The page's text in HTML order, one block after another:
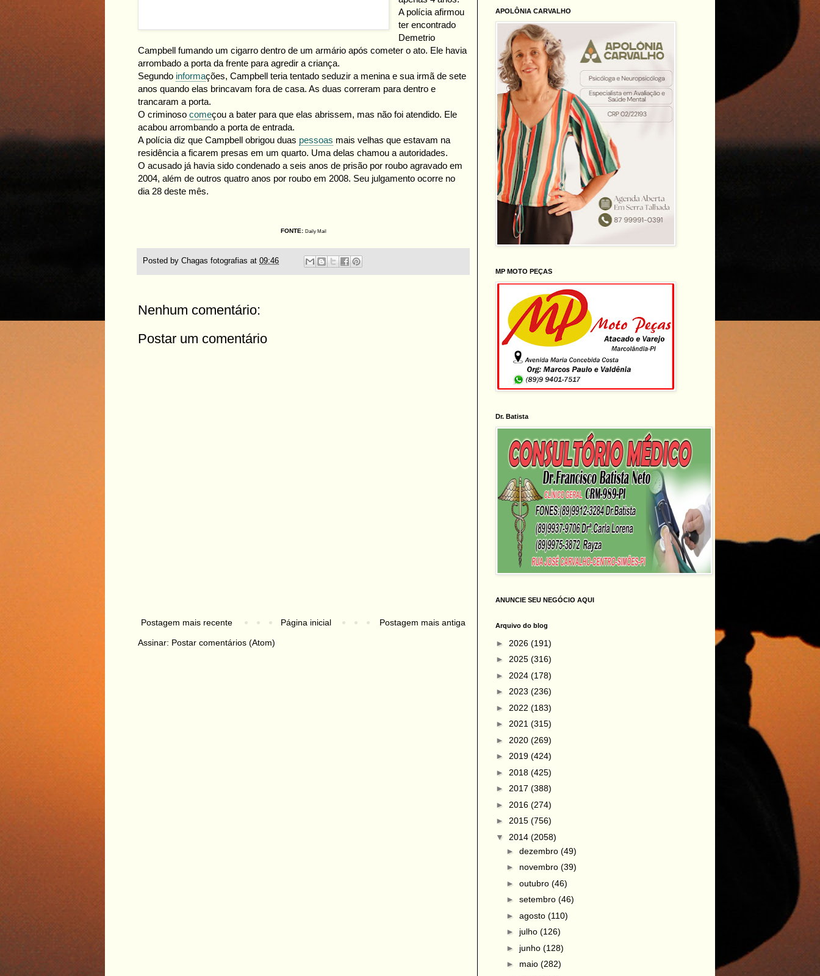
A polícia afirmou
ter encontrado
Demetrio
Campbell fumando um cigarro dentro de um armário após cometer o ato. Ele havia
arrombado a porta da frente para agredir a criança.
Segundo informações, Campbell teria tentado seduzir a menina e sua irmã de sete
anos quando elas brincavam fora de casa. As duas correram para dentro e
trancaram a porta.
O criminoso começou a bater para que elas abrissem, mas não foi atendido. Ele
acabou arrombando a porta de entrada.
A polícia diz que Campbell obrigou duas pessoas mais velhas que estavam na
residência a ficarem presas em um quarto. Uma delas chamou a autoridades.
O acusado já havia sido condenado a seis anos de prisão por roubo agravado em
2004, além de outros quatro anos por roubo em 2008. Seu julgamento ocorre no
dia 28 deste mês.
FONTE: Daily Mail
Posted by Chagas fotografias at 09:46
Nenhum comentário:
Postar um comentário
Postagem mais recente Postagem mais antiga
Página inicial
Assinar: Postar comentários (Atom)
APOLÔNIA CARVALHO
MP MOTO PEÇAS
Dr. Batista
ANUNCIE SEU NEGÓCIO AQUI
Arquivo do blog
► 2026 (191)
► 2025 (316)
► 2024 (178)
► 2023 (236)
► 2022 (183)
► 2021 (315)
► 2020 (269)
► 2019 (424)
► 2018 (425)
► 2017 (388)
► 2016 (274)
► 2015 (756)
▼ 2014 (2058)
► dezembro (49)
► novembro (39)
► outubro (46)
► setembro (46)
► agosto (110)
► julho (126)
► junho (128)
► maio (282)